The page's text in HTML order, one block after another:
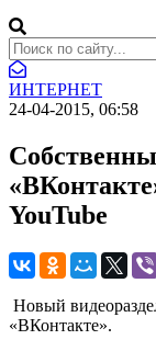
ИНТЕРНЕТ
24-04-2015, 06:58
YouTube
Новый
«ВКонтакте».